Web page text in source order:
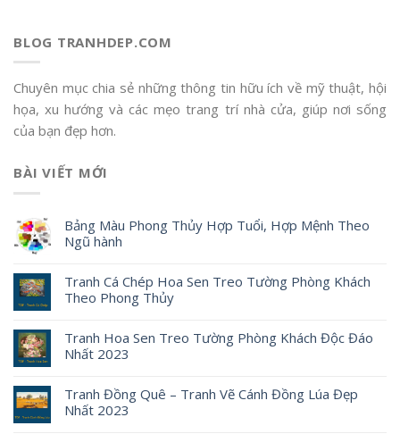
BLOG TRANHDEP.COM
Chuyên mục chia sẻ những thông tin hữu ích về mỹ thuật, hội
họa, xu hướng và các mẹo trang trí nhà cửa, giúp nơi sống
của bạn đẹp hơn.
BÀI VIẾT MỚI
Bảng Màu Phong Thủy Hợp Tuổi, Hợp Mệnh Theo
Ngũ hành
Tranh Cá Chép Hoa Sen Treo Tường Phòng Khách
Theo Phong Thủy
Tranh Hoa Sen Treo Tường Phòng Khách Độc Đáo
Nhất 2023
Tranh Đồng Quê – Tranh Vẽ Cánh Đồng Lúa Đẹp
Nhất 2023